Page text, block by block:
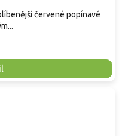
červené popínavé